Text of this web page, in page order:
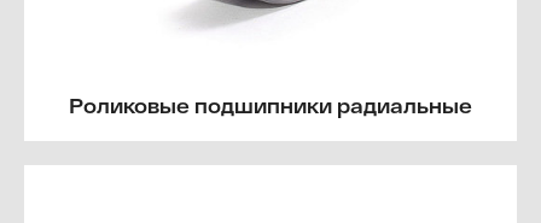
Роликовые подшипники радиальные